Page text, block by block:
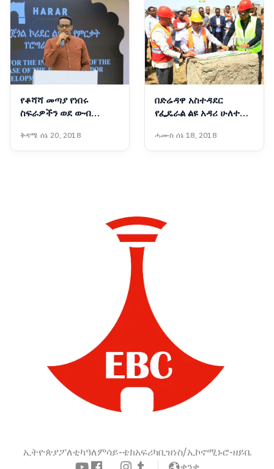
የቆሻሻ መጣያ የነበሩ
ስፍራዎችን ወደ ውብ
- ርዕሰ መስተዳድር ኦርዲን
በድሪ
ቅዳሜ ሰኔ 20, 2018
በድሬዳዋ አስተዳደር
የፌዴራል ልዩ አዳሪ ሁለተኛ
ተጀመረ
ሓሙስ ሰኔ 18, 2018
ኢትዮጵያፖለቲካዓለምሳይ-ቴክአፍሪካቢዝነስ/ኢኮኖሚኑሮ-ዘይቤ